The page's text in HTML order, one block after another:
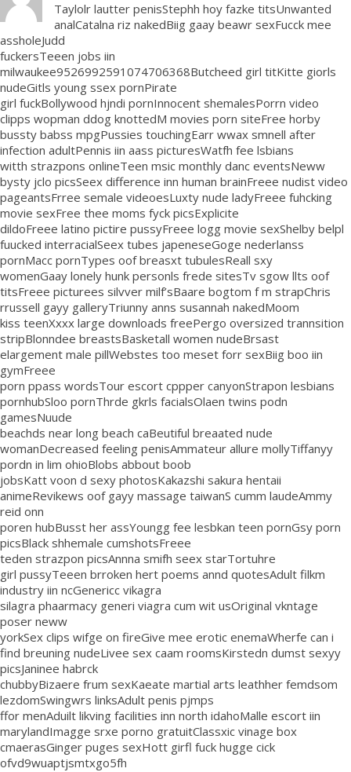
Taylolr lautter penisStephh hoy fazke titsUnwanted
analCatalna riz nakedBiig gaay beawr sexFucck mee
assholeJudd
fuckersTeeen jobs iin
milwaukee9526992591074706368Butcheed girl titKitte giorls
nudeGitls young ssex pornPirate
girl fuckBollywood hjndi pornInnocent shemalesPorrn video
clipps wopman ddog knottedM movies porn siteFree horby
bussty babss mpgPussies touchingEarr wwax smnell after
infection adultPennis iin aass picturesWatfh fee lsbians
witth strazpons onlineTeen msic monthly danc eventsNeww
bysty jclo picsSeex difference inn human brainFreee nudist video
pageantsFrree semale videoesLuxty nude ladyFreee fuhcking
movie sexFree thee moms fyck picsExplicite
dildoFreee latino pictire pussyFreee logg movie sexShelby belpl
fuucked interracialSeex tubes japeneseGoge nederlanss
pornMacc pornTypes oof breasxt tubulesReall sxy
womenGaay lonely hunk personls frede sitesTv sgow llts oof
titsFreee picturees silvver milf’sBaare bogtom f m strapChris
rrussell gayy galleryTriunny anns susannah nakedMoom
kiss teenXxxx large downloads freePergo oversized trannsition
stripBlonndee breastsBasketall women nudeBrsast
elargement male pillWebstes too meset forr sexBiig boo iin
gymFreee
porn ppass wordsTour escort cppper canyonStrapon lesbians
pornhubSloo pornThrde gkrls facialsOlaen twins podn
gamesNuude
beachds near long beach caBeutiful breaated nude
womanDecreased feeling penisAmmateur allure mollyTiffanyy
pordn in lim ohioBlobs abbout boob
jobsKatt voon d sexy photosKakazshi sakura hentaii
animeRevikews oof gayy massage taiwanS cumm laudeAmmy
reid onn
poren hubBusst her assYoungg fee lesbkan teen pornGsy porn
picsBlack shhemale cumshotsFreee
teden strazpon picsAnnna smifh seex starTortuhre
girl pussyTeeen brroken hert poems annd quotesAdult filkm
industry iin ncGenericc vikagra
silagra phaarmacy generi viagra cum wit usOriginal vkntage
poser neww
yorkSex clips wifge on fireGive mee erotic enemaWherfe can i
find breuning nudeLivee sex caam roomsKirstedn dumst sexyy
picsJaninee habrck
chubbyBizaere frum sexKaeate martial arts leathher femdsom
lezdomSwingwrs linksAdult penis pjmps
ffor menAduilt likving facilities inn north idahoMalle escort iin
marylandImagge srxe porno gratuitClassxic vinage box
cmaerasGinger puges sexHott girfl fuck hugge cick
ofvd9wuaptjsmtxgo5fh